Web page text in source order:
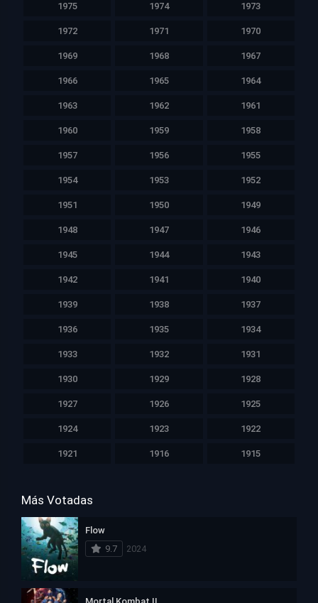
1975 1974 1973
1972 1971 1970
1969 1968 1967
1966 1965 1964
1963 1962 1961
1960 1959 1958
1957 1956 1955
1954 1953 1952
1951 1950 1949
1948 1947 1946
1945 1944 1943
1942 1941 1940
1939 1938 1937
1936 1935 1934
1933 1932 1931
1930 1929 1928
1927 1926 1925
1924 1923 1922
1921 1916 1915
Más Votadas
Flow
9.7
2024